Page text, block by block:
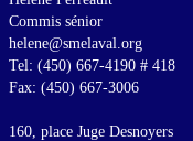
Commis sénior
helene@smelaval.org
Tel: (450) 667-4190 # 418
Fax: (450) 667-3006
160, place Juge Desnoyers